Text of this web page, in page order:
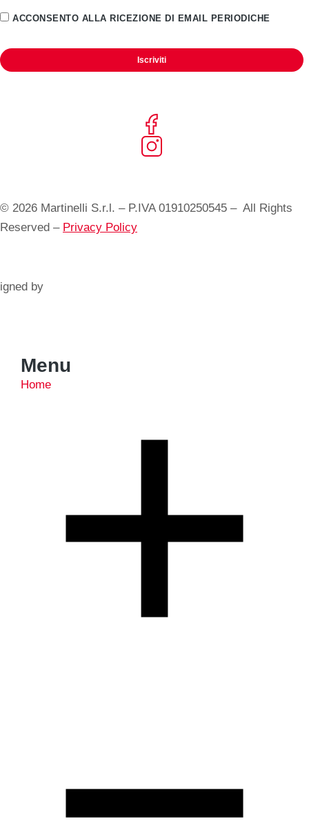
ACCONSENTO ALLA RICEZIONE DI EMAIL PERIODICHE
Iscriviti
© 2026 Martinelli S.r.l. – P.IVA 01910250545 – All Rights
Reserved – Privacy Policy
by
Menu
Home